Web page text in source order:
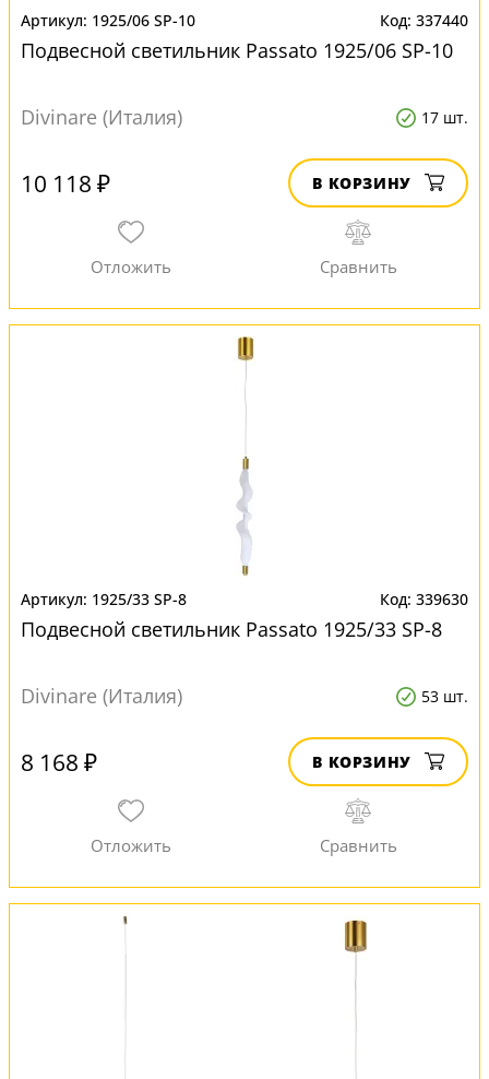
1925/06 SP-10 337440
Подвесной светильник Passato 1925/06 SP-10
Divinare (Италия) 17 шт.
10 118 ₽ В КОРЗИНУ
1925/33 SP-8 339630
Подвесной светильник Passato 1925/33 SP-8
Divinare (Италия) 53 шт.
8 168 ₽ В КОРЗИНУ